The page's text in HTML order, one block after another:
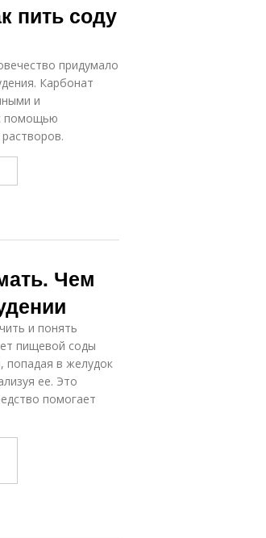
пить соду
придумало
Карбонат
и
помощью
Чем
и понять
пищевой соды
попадая в желудок
ее. Это
помогает